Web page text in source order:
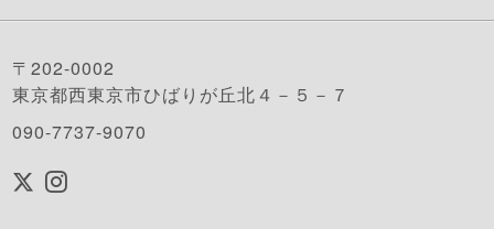
〒202-0002
東京都西東京市ひばりが丘北４－５－７
090-7737-9070